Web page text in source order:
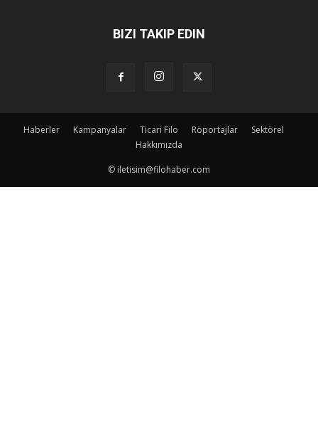
BIZI TAKIP EDIN
Haberler Kampanyalar Ticari Filo Röportajlar
Sektörel
Hakkımızda
© iletisim@filohaber.com